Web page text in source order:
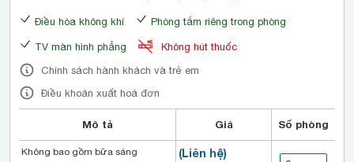
Điều hòa không khí Phòng tắm riêng trong phòng
TV màn hình phẳng
Không hút thuốc
Chính sách hành khách và trẻ em
Điều khoản xuất hoá đơn
Mô tả Giá Số phòng
(Liên hệ)
Không bao gồm bữa sáng